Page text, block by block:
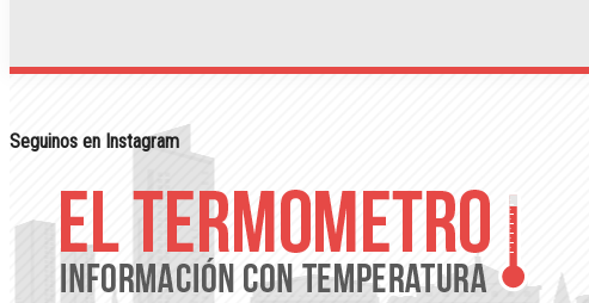
Seguinos en Instagram